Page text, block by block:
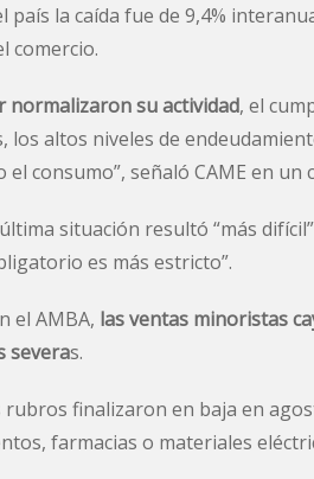
país la caída fue de 9,4%
comercio.
normalizaron su actividad, el
los altos niveles de
consumo”, señaló CAME en un
situación resultó “más
es más estricto”.
el AMBA, las ventas minoristas
severas.
finalizaron en baja en
farmacias o materiales